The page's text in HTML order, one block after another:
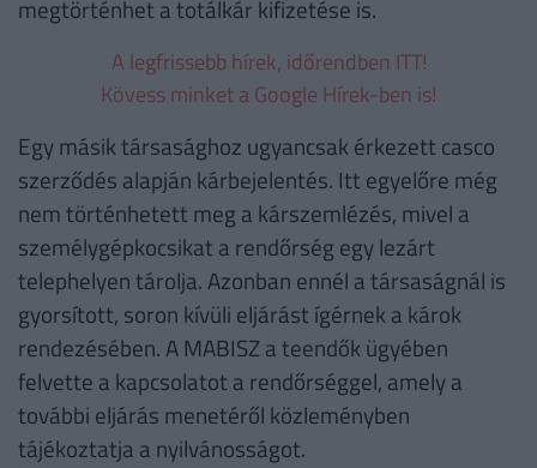
megtörténhet a totálkár kifizetése is.
A legfrissebb hírek, időrendben ITT!
Kövess minket a Google Hírek-ben is!
Egy másik társasághoz ugyancsak érkezett casco
szerződés alapján kárbejelentés. Itt egyelőre még
nem történhetett meg a kárszemlézés, mivel a
személygépkocsikat a rendőrség egy lezárt
telephelyen tárolja. Azonban ennél a társaságnál is
gyorsított, soron kívüli eljárást ígérnek a károk
rendezésében. A MABISZ a teendők ügyében
felvette a kapcsolatot a rendőrséggel, amely a
további eljárás menetéről közleményben
tájékoztatja a nyilvánosságot.